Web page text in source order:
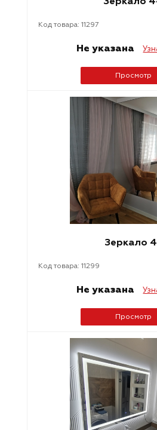
Код товара: 11297
Не указана
Просмотр
Зеркало
Код товара: 11299
Не указана
Просмотр